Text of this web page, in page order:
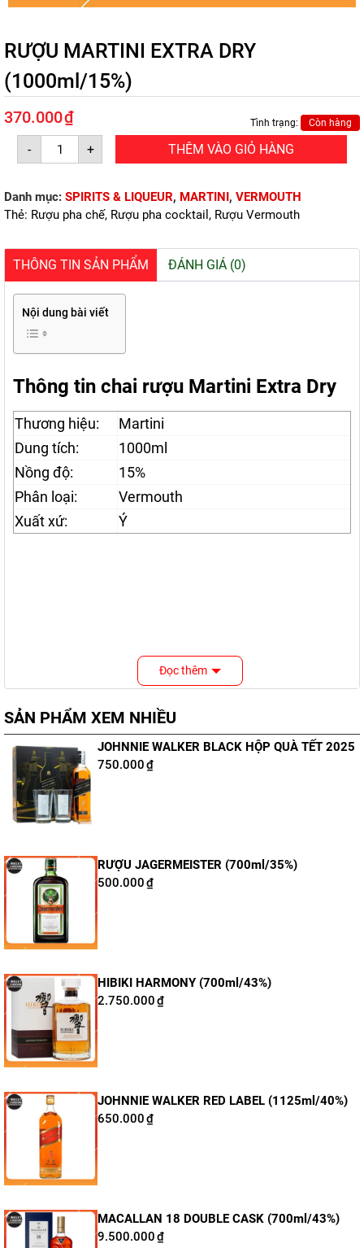
RƯỢU MARTINI EXTRA DRY
(1000ml/15%)
370.000₫ Tình trạng: Còn hàng
-
RƯỢU
MARTINI
EXTRA
(1000ml/15%)
số
lượng
+ THÊM VÀO GIỎ HÀNG
Danh mục: SPIRITS & LIQUEUR, MARTINI , VERMOUTH
Thẻ: Rượu pha chế, Rượu pha cocktail , Rượu Vermouth
THÔNG TIN SẢN PHẨM ĐÁNH GIÁ (0)
Nội dung bài viết
Thông tin chai rượu Martini Extra Dry
Thương hiệu:
Martini
Dung tích:
1000ml
Nồng độ:
15%
Phân loại:
Vermouth
Xuất xứ:
Ý
Đọc thêm
SẢN PHẨM XEM NHIỀU
JOHNNIE WALKER BLACK HỘP QUÀ TẾT 2025
750.000₫
RƯỢU JAGERMEISTER (700ml/35%)
500.000₫
HIBIKI HARMONY (700ml/43%)
2.750.000₫
JOHNNIE WALKER RED LABEL (1125ml/40%)
650.000₫
MACALLAN 18 DOUBLE CASK (700ml/43%)
9.500.000₫